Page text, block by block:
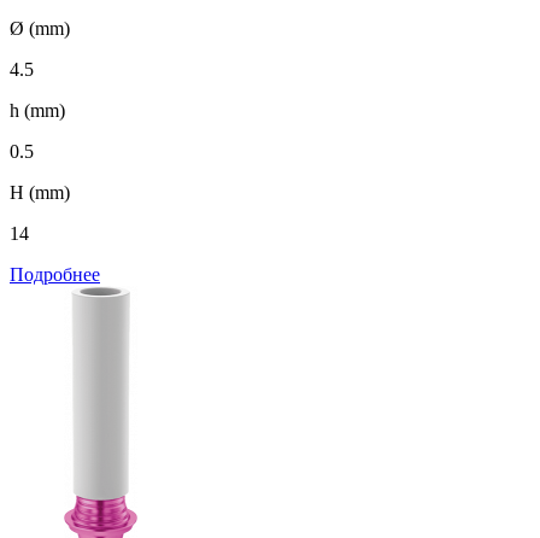
Ø (mm)
4.5
h (mm)
0.5
H (mm)
14
Подробнее